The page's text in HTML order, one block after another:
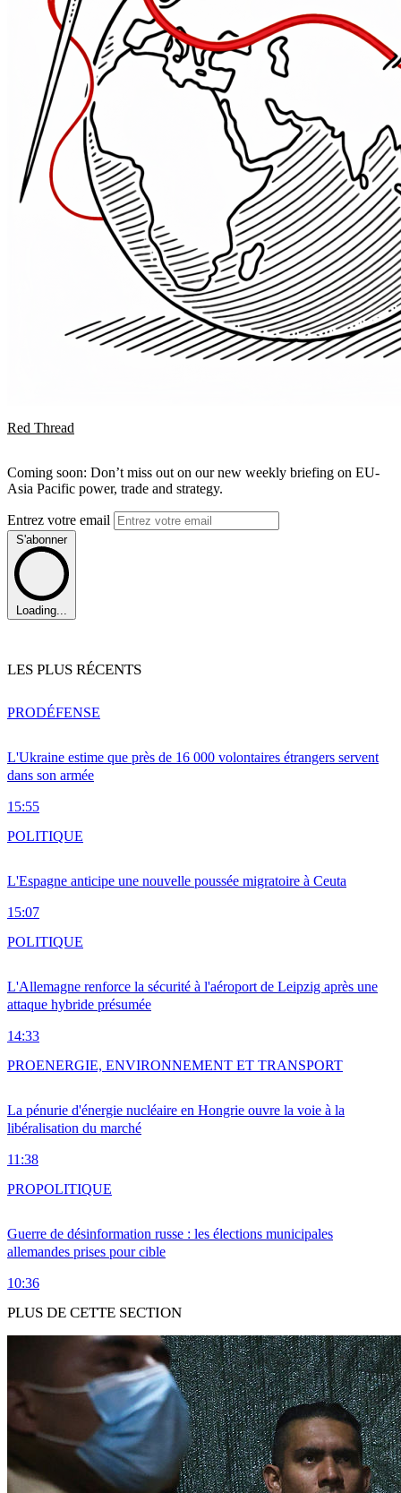
Red Thread
Coming soon: Don’t miss out on our new weekly briefing on EU-
Asia Pacific power, trade and strategy.
Entrez votre email
S'abonner
Loading...
LES PLUS RÉCENTS
L'Ukraine estime que près de 16 000 volontaires étrangers servent
dans son armée
15:55
PRODÉFENSE
L'Espagne anticipe une nouvelle poussée migratoire à Ceuta
15:07
POLITIQUE
L'Allemagne renforce la sécurité à l'aéroport de Leipzig après une
attaque hybride présumée
14:33
POLITIQUE
La pénurie d'énergie nucléaire en Hongrie ouvre la voie à la
libéralisation du marché
11:38
PROENERGIE, ENVIRONNEMENT ET TRANSPORT
Guerre de désinformation russe : les élections municipales
allemandes prises pour cible
10:36
PROPOLITIQUE
PLUS DE CETTE SECTION